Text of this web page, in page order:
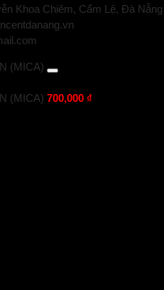
Khoa Chiêm, Cẩm Lệ, Đà Nẵng
(MICA)
(MICA) 700,000 ₫